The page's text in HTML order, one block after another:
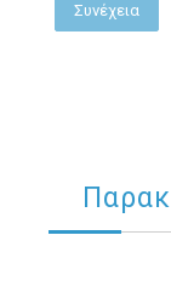
Συνέχεια